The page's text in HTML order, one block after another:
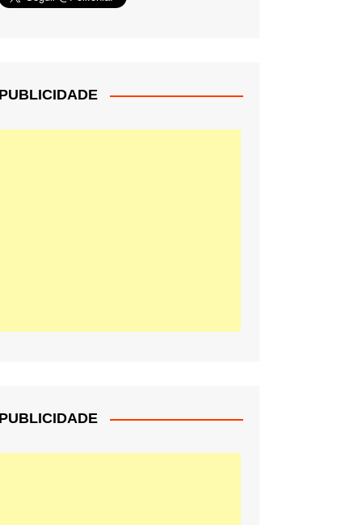
PUBLICIDADE
PUBLICIDADE